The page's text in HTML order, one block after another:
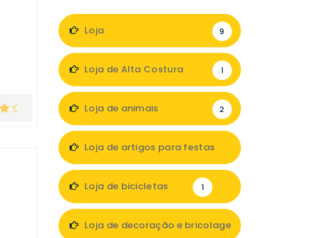
Loja 9
Loja de Alta Costura 1
Loja de animais 2
Loja de artigos para festas
Loja de bicicletas 1
Loja de decoração e bricolage